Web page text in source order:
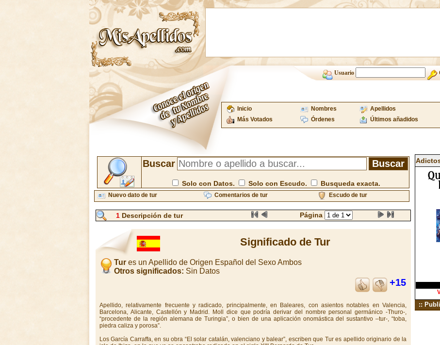
Usuario
Inicio Nombres Apellidos
Más Votados
Órdenes Últimos añadidos
Buscar
Solo con Datos. Solo con Escudo. Busqueda exacta.
Nuevo dato de tur Comentarios de tur Escudo de tur
1Descripción de tur Página
Significado de Tur
Tur es un Apellido de Origen Español del Sexo Ambos
Otros significados: Sin Datos
+15
Apellido, relativamente frecuente y radicado, principalmente, en Baleares, con asientos notables en Valencia,
Barcelona, Alicante, Castellón y Madrid. Moll dice que podría derivar del nombre personal germánico -Thuro-,
“procedente de la región alemana de Turingia”, o bien de una aplicación onomástica del sustantivo –tur-, “toba,
piedra caliza y porosa”.
Los García Carraffa, en su obra “El solar catalán, valenciano y balear”, escriben que Tur es apellido originario de la
::